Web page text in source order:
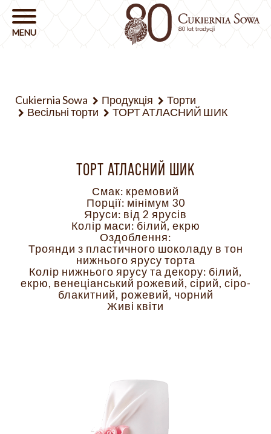
Cukiernia Sowa Продукція
Торти
Весільні торти
ТОРТ АТЛАСНИЙ ШИК
ТОРТ АТЛАСНИЙ ШИК
Смак: кремовий
Порції: мінімум 30
Яруси: від 2 ярусів
Колір маси: білий, екрю
Оздоблення:
Троянди з пластичного шоколаду в тон
нижнього ярусу торта
Колір нижнього ярусу та декору: білий,
екрю, венеціанський рожевий, сірий, сіро-
блакитний, рожевий, чорний
Живі квіти